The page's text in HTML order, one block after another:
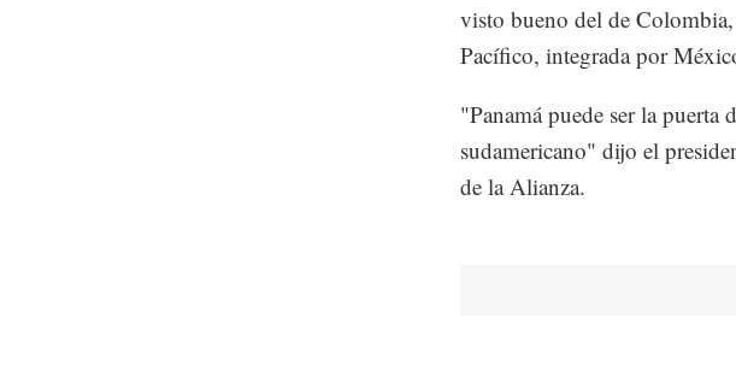
visto bueno del de
Pacífico, integrada por
"Panamá puede ser la puerta
sudamericano" dijo el
de la Alianza.